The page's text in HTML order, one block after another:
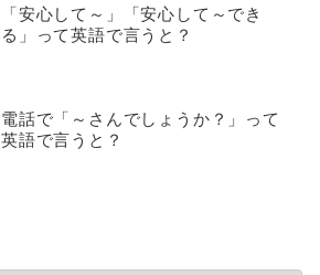
「安心して～」「安心して～でき
る」って英語で言うと？
電話で「～さんでしょうか？」って
英語で言うと？